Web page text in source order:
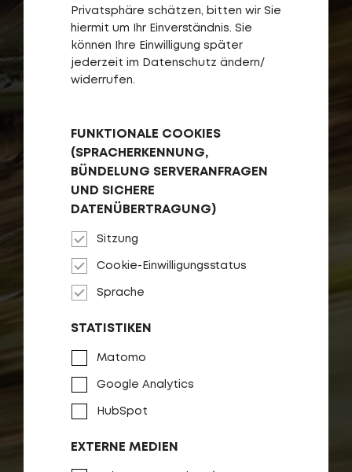
Privatsphäre schätzen, bitten wir Sie
hiermit um Ihr Einverständnis. Sie
können Ihre Einwilligung später
jederzeit im Datenschutz ändern/
widerrufen.
FUNKTIONALE COOKIES
(SPRACHERKENNUNG,
BÜNDELUNG SERVERANFRAGEN
UND SICHERE
DATENÜBERTRAGUNG)
Sitzung
Cookie-Einwilligungsstatus
Sprache
STATISTIKEN
Matomo
Google Analytics
HubSpot
EXTERNE MEDIEN